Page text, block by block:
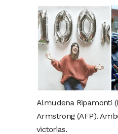
Almudena Ripamonti
Armstrong (AFP).
victorias.